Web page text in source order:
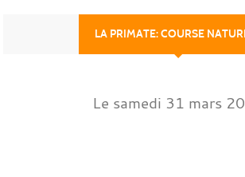
LA PRIMATE: COURSE
Le samedi 31 mars